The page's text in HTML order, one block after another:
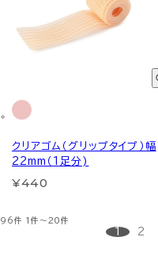
クリアゴム（グリップタイプ）幅
22mm（1足分)
¥440
96件 1件～20件
1 2